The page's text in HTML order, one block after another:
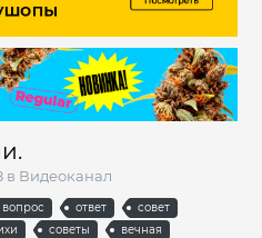
в Видеоканал
вопрос ответ
совет
советы
вечная